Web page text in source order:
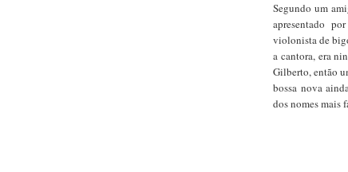
Segundo um
apresentado
violonista de
a cantora, era
Gilberto, então
bossa nova
dos nomes mais